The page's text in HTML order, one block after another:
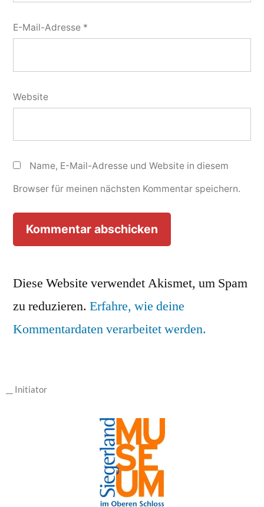
E-Mail-Adresse *
Website
Name, E-Mail-Adresse und Website in diesem
Browser für meinen nächsten Kommentar speichern.
Diese Website verwendet Akismet, um Spam
zu reduzieren. Erfahre, wie deine
Kommentardaten verarbeitet werden.
__ Initiator